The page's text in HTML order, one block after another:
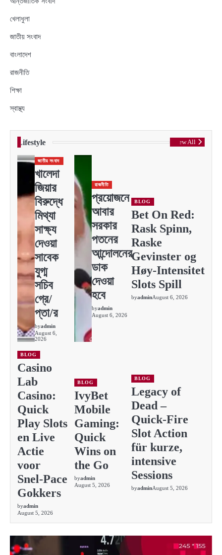
খেলাধুলা
জাতীয় সংবাদ
বাংলাদেশ
রাজনীতি
শিক্ষা
স্বাস্থ্য
Lifestyle View All
জাতীয় সংবাদ
খালেদা
জিয়ার
বিরুদ্ধে
মিথ্যা
সাক্ষ্য
দেওয়া
সাবেক
যুগ্ম
সচিব
গ্রে/
প্তা/র
byadmin
August 6,
2026
রাজনীতি
প্রয়োজনে
আবার
সরকার
পতনের
আন্দোলনের
ডাক
দেওয়া
হবে
byadmin
August 6, 2026
BLOG
Bet On Red:
Rask Spinn,
Raske
Gevinster og
Høy‑Intensitet
Slots Spill
byadminAugust 6, 2026
BLOG
Casino
Lab
Casino:
Quick
Play Slots
en Live
Actie
voor
Snel‑Pace
Gokkers
byadmin
August 5, 2026
BLOG
IvyBet
Mobile
Gaming:
Quick
Wins on
the Go
byadmin
August 5, 2026
BLOG
Legacy of
Dead –
Quick‑Fire
Slot Action
für kurze,
intensive
Sessions
byadminAugust 5, 2026